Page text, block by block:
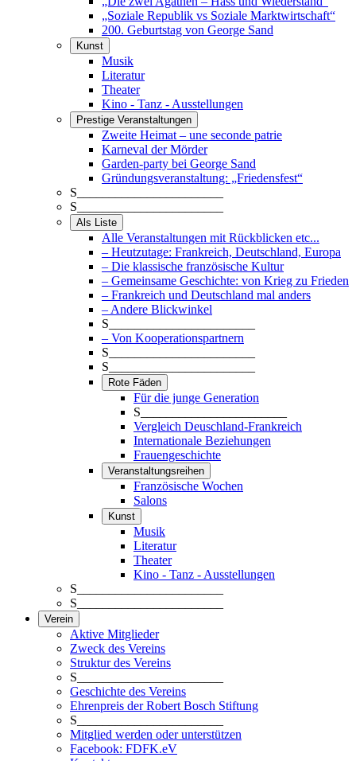
„Soziale Republik vs Soziale Marktwirtschaft“
200. Geburtstag von George Sand
Kunst
Musik
Literatur
Theater
Kino - Tanz - Ausstellungen
Prestige Veranstaltungen
Zweite Heimat – une seconde patrie
Karneval der Mörder
Garden-party bei George Sand
Gründungsveranstaltung: „Friedensfest“
S_______________________
S_______________________
Als Liste
Alle Veranstaltungen mit Rückblicken etc...
– Heutzutage: Frankreich, Deutschland, Europa
– Die klassische französische Kultur
– Gemeinsame Geschichte: von Krieg zu Frieden
– Frankreich und Deutschland mal anders
– Andere Blickwinkel
S_______________________
– Von Kooperationspartnern
S_______________________
S_______________________
Rote Fäden
Für die junge Generation
S_______________________
Vergleich Deuschland-Frankreich
Internationale Beziehungen
Frauengeschichte
Veranstaltungsreihen
Französische Wochen
Salons
Kunst
Musik
Literatur
Theater
Kino - Tanz - Ausstellungen
S_______________________
S_______________________
Verein
Aktive Mitglieder
Zweck des Vereins
Struktur des Vereins
S_______________________
Geschichte des Vereins
Ehrenpreis der Robert Bosch Stiftung
S_______________________
Mitglied werden oder unterstützen
Facebook: FDFK.eV